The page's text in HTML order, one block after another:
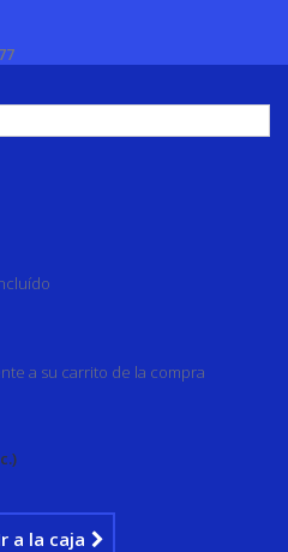
a su carrito de la compra
a la caja